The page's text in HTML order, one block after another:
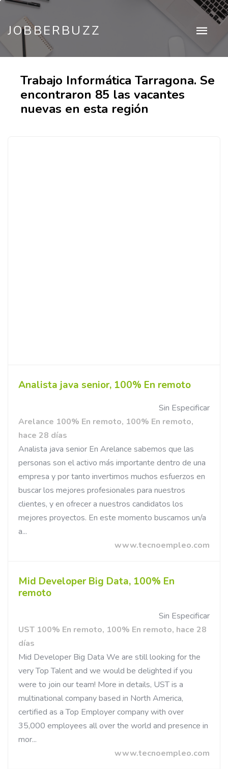
JOBBERBUZZ
Trabajo Informática Tarragona. Se
encontraron 85 las vacantes
nuevas en esta región
Analista java senior, 100% En remoto
Sin Especificar
Arelance 100% En remoto, 100% En remoto,
hace 28 días
Analista java senior En Arelance sabemos que las
personas son el activo más importante dentro de una
empresa y por tanto invertimos muchos esfuerzos en
buscar los mejores profesionales para nuestros
clientes, y en ofrecer a nuestros candidatos los
mejores proyectos. En este momento buscamos un/a
a...
www.tecnoempleo.com
Mid Developer Big Data, 100% En
remoto
Sin Especificar
UST 100% En remoto, 100% En remoto, hace 28
días
Mid Developer Big Data We are still looking for the
very Top Talent and we would be delighted if you
were to join our team! More in details, UST is a
multinational company based in North America,
certified as a Top Employer company with over
35,000 employees all over the world and presence in
mor...
www.tecnoempleo.com